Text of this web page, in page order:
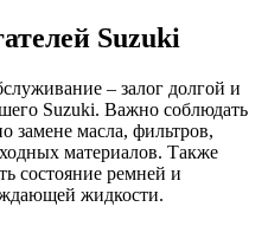
Suzuki
– залог долгой и
Suzuki. Важно соблюдать
замене масла, фильтров,
материалов. Также
состояние ремней и
жидкости.